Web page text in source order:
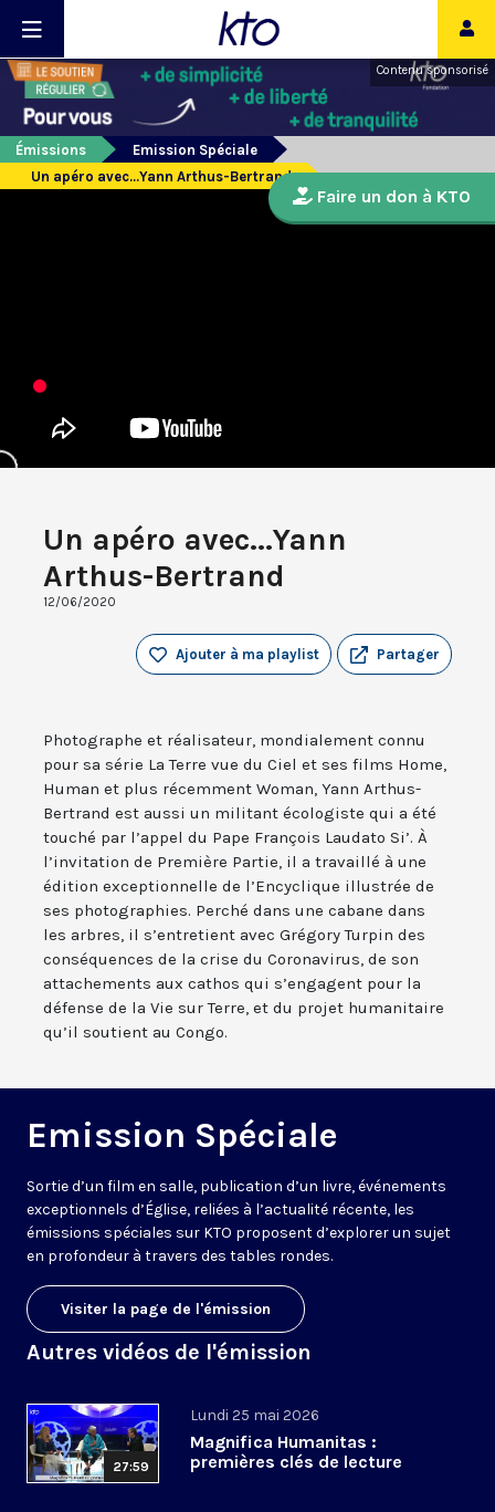
Contenu sponsorisé
Émissions
Emission Spéciale
Un apéro avec...Yann Arthus-Bertrand
Un apéro avec...Yann
Arthus-Bertrand
12/06/2020
Partager
Ajouter à ma playlist
Photographe et réalisateur, mondialement connu
pour sa série La Terre vue du Ciel et ses films Home,
Human et plus récemment Woman, Yann Arthus-
Bertrand est aussi un militant écologiste qui a été
touché par l’appel du Pape François Laudato Si’. À
l’invitation de Première Partie, il a travaillé à une
édition exceptionnelle de l’Encyclique illustrée de
ses photographies. Perché dans une cabane dans
les arbres, il s’entretient avec Grégory Turpin des
conséquences de la crise du Coronavirus, de son
attachements aux cathos qui s’engagent pour la
défense de la Vie sur Terre, et du projet humanitaire
qu’il soutient au Congo.
Emission Spéciale
Sortie d’un film en salle, publication d’un livre, événements
exceptionnels d’Église, reliées à l’actualité récente, les
émissions spéciales sur KTO proposent d’explorer un sujet
en profondeur à travers des tables rondes.
Visiter la page de l'émission
Autres vidéos de l'émission
27:59
Lundi 25 mai 2026
Magnifica Humanitas :
premières clés de lecture
Faire un don à KTO